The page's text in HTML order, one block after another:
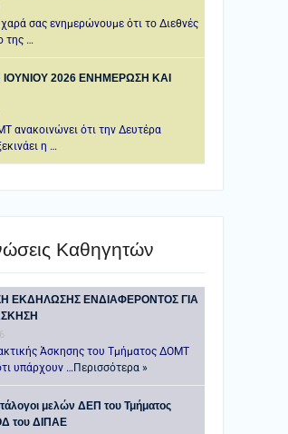
χαρά σας ενημερώνουμε ότι το Διεθνές
της …
IOYNIOY 2026 ΕΝΗΜΕΡΩΣΗ ΚΑΙ
ανακοινώνει ότι την Δευτέρα
η …
Καθηγητών
ΕΚΔΗΛΩΣΗΣ ΕΝΔΙΑΦΕΡΟΝΤΟΣ ΓΙΑ
Άσκησης του Τμήματος ΔΟΜΤ
υπάρχουν … Περισσότερα »
μελών ΔΕΠ του Τμήματος
του ΔΙΠΑΕ